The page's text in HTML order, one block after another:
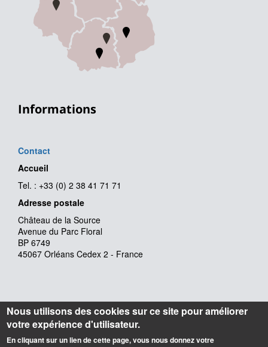
Informations
Contact
Accueil
Tel. : +33 (0) 2 38 41 71 71
Adresse postale
Château de la Source
Avenue du Parc Floral
BP 6749
45067 Orléans Cedex 2 - France
Nous utilisons des cookies sur ce site pour améliorer
votre expérience d'utilisateur.
En cliquant sur un lien de cette page, vous nous donnez votre